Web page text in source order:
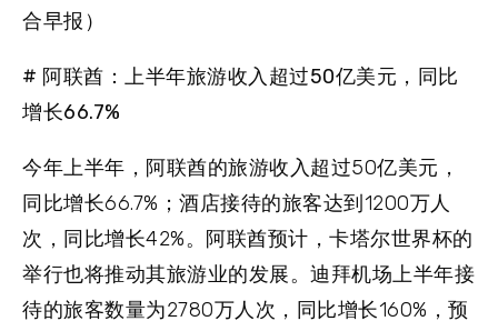
合早报）
# 阿联酋：上半年旅游收入超过50亿美元，同比
增长66.7%
今年上半年，阿联酋的旅游收入超过50亿美元，
同比增长66.7%；酒店接待的旅客达到1200万人
次，同比增长42%。阿联酋预计，卡塔尔世界杯的
举行也将推动其旅游业的发展。迪拜机场上半年接
待的旅客数量为2780万人次，同比增长160%，预